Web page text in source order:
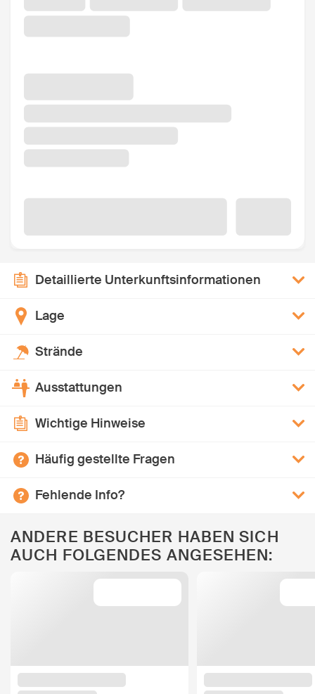
Detaillierte Unterkunftsinformationen
Lage
Strände
Ausstattungen
Wichtige Hinweise
Häufig gestellte Fragen
Fehlende Info?
ANDERE BESUCHER HABEN SICH
AUCH FOLGENDES ANGESEHEN: